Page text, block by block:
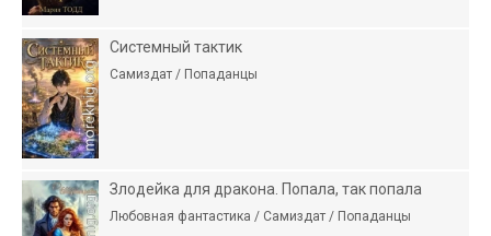
Системный тактик
Самиздат / Попаданцы
Злодейка для дракона. Попала, так попала
Любовная фантастика / Самиздат / Попаданцы